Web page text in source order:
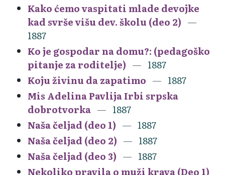
Kako ćemo vaspitati mlade devojke
kad svrše višu dev. školu (deo 2)
1887
Ko je gospodar na domu?: (pedagoško
pitanje za roditelje)
1887
Koju živinu da zapatimo
1887
Mis Adelina Pavlija Irbi srpska
dobrotvorka
1887
Naša čeljad (deo 1)
1887
Naša čeljad (deo 2)
1887
Naša čeljad (deo 3)
1887
Nekoliko pravila o muži krava (Deo 1)